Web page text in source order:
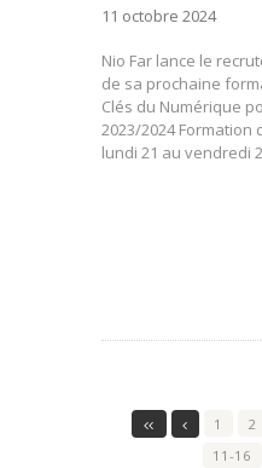
11 octobre 2024
Nio Far lance le
de sa prochaine
Clés du Numérique
2023/2024
lundi 21 au vendredi
1 2
11-16